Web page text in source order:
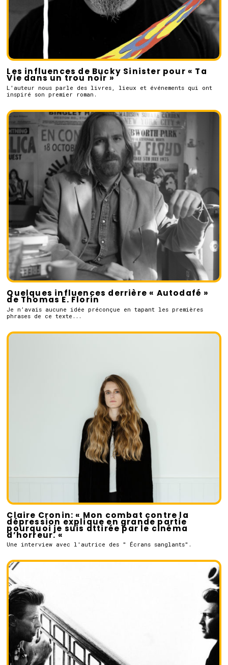
Les influences de Bucky Sinister pour « Ta
Vie dans un trou noir »
L'auteur nous parle des livres, lieux et événements qui ont
inspiré son premier roman.
Quelques influences derrière « Autodafé »
de Thomas E. Florin
Je n’avais aucune idée préconçue en tapant les premières
phrases de ce texte...
Claire Cronin: « Mon combat contre la
dépression explique en grande partie
pourquoi je suis attirée par le cinéma
d’horreur. «
Une interview avec l'autrice des " Écrans sanglants".